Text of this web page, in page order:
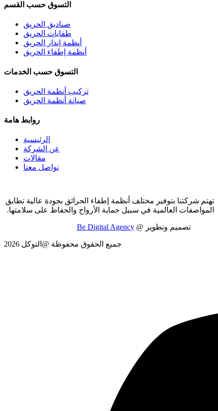
التسوق حسب القسم
صناديق الحريق
طفايات الحريق
أنظمة إنذار الحريق
أنظمة إطفاء الحريق
التسوق حسب الخدمات
تركيب أنظمة الحريق
صيانة أنظمة الحريق
روابط هامة
الرئيسية
عن الشركة
مقالات
تواصل معنا
تهتم شركتنا بتوفير مختلف أنظمة إطفاء الحرائق بجودة عالية تطابق
المواصفات العالمية في سبيل حماية الأرواح والحفاظ على سلامتها.
تصميم وتطوير @ Be Digital Agency
جميع الحقوق محفوظة @التوكل 2026